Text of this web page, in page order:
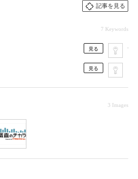
記事を見る
7 Keywords
見る
見る
3 Images